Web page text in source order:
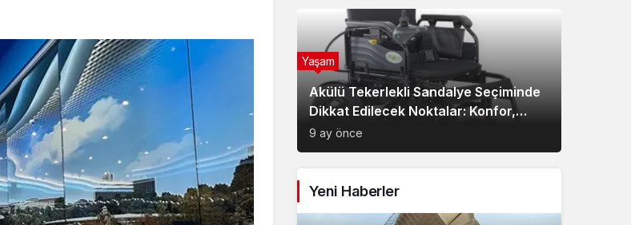
Akülü Tekerlekli Sandalye Seçiminde
Dikkat Edilecek Noktalar: Konfor,
Güvenlik ve Doğru Model Tercihi
9 ay önce
Yaşam
Yeni Haberler